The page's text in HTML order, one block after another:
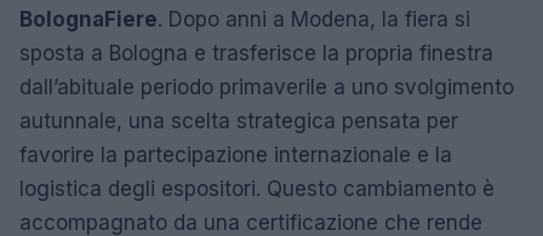
BolognaFiere. Dopo anni a Modena, la fiera si
sposta a Bologna e trasferisce la propria finestra
dall’abituale periodo primaverile a uno svolgimento
autunnale, una scelta strategica pensata per
favorire la partecipazione internazionale e la
logistica degli espositori. Questo cambiamento è
accompagnato da una certificazione che rende